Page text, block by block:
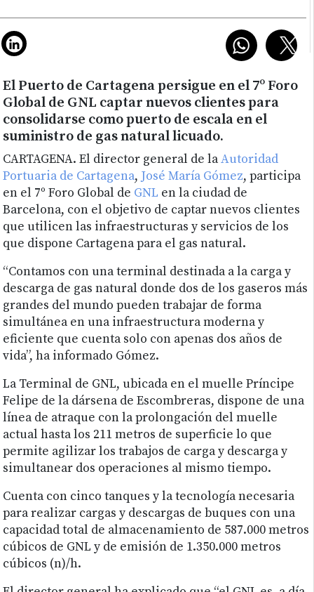
El Puerto de Cartagena persigue en el 7º Foro
Global de GNL captar nuevos clientes para
consolidarse como puerto de escala en el
suministro de gas natural licuado.
CARTAGENA. El director general de laAutoridad
Portuaria de Cartagena, José María Gómez, participa
en el 7º Foro Global de GNL en la ciudad de
Barcelona, con el objetivo de captar nuevos clientes
que utilicen las infraestructuras y servicios de los
que dispone Cartagena para el gas natural.
“Contamos con una terminal destinada a la carga y
descarga de gas natural donde dos de los gaseros más
grandes del mundo pueden trabajar de forma
simultánea en una infraestructura moderna y
eficiente que cuenta solo con apenas dos años de
vida”, ha informado Gómez.
La Terminal de GNL, ubicada en el muelle Príncipe
Felipe de la dársena de Escombreras, dispone de una
línea de atraque con la prolongación del muelle
actual hasta los 211 metros de superficie lo que
permite agilizar los trabajos de carga y descarga y
simultanear dos operaciones al mismo tiempo.
Cuenta con cinco tanques y la tecnología necesaria
para realizar cargas y descargas de buques con una
capacidad total de almacenamiento de 587.000 metros
cúbicos de GNL y de emisión de 1.350.000 metros
cúbicos (n)/h.